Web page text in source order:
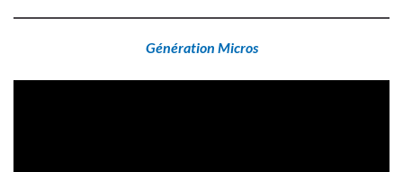
Génération Micros